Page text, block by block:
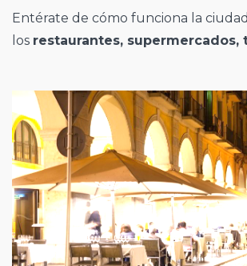
Entérate de cómo funciona la
los restaurantes, supermercados,